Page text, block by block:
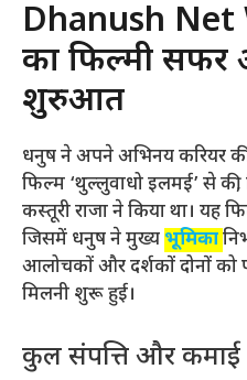
Dhanush
का फिल्मी सफर
शुरुआत
धनुष ने अपने अभिनय करियर
फिल्म ‘थुल्लुवाधो इलमई’ से
कस्तूरी राजा ने किया था। यह
जिसमें धनुष ने मुख्य भूमिका
आलोचकों और दर्शकों दोनों
मिलनी शुरू हुई।
कुल संपत्ति और कमाई